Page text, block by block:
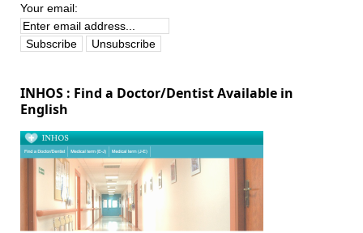
Your email:
INHOS : Find a Doctor/Dentist Available in
English